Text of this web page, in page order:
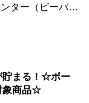
貯まる！☆ボー
象商品☆